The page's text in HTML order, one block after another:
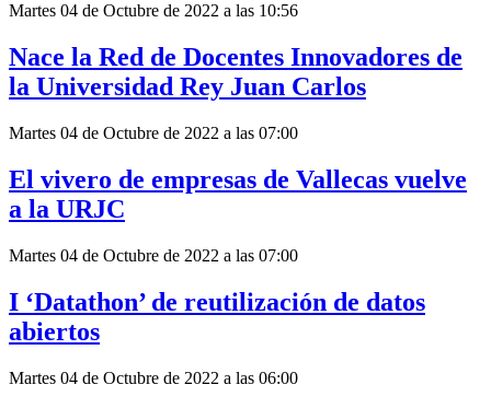
Martes 04 de Octubre de 2022 a las 10:56
Nace la Red de Docentes Innovadores de
la Universidad Rey Juan Carlos
Martes 04 de Octubre de 2022 a las 07:00
El vivero de empresas de Vallecas vuelve
a la URJC
Martes 04 de Octubre de 2022 a las 07:00
I ‘Datathon’ de reutilización de datos
abiertos
Martes 04 de Octubre de 2022 a las 06:00